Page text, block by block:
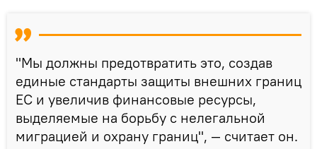
"Мы должны предотвратить это, создав
единые стандарты защиты внешних границ
ЕС и увеличив финансовые ресурсы,
выделяемые на борьбу с нелегальной
миграцией и охрану границ", — считает он.